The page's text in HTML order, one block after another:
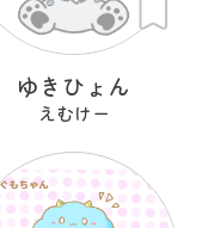
ゆきひょん
えむけー